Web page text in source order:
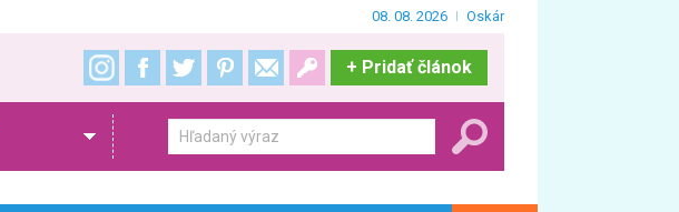
08. 08. 2026 Oskár
+ Pridať článok